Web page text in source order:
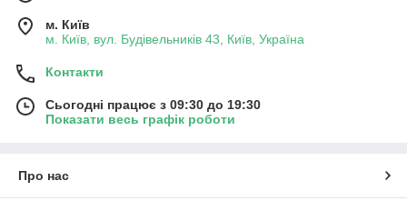
м. Київ
м. Київ, вул. Будівельників 43, Київ, Україна
Контакти
Сьогодні працює з 09:30 до 19:30
Показати весь графік роботи
Про нас